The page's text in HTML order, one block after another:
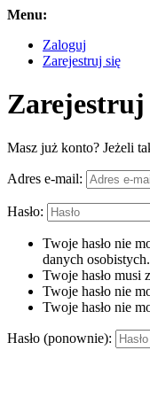
Menu:
Zaloguj
Zarejestruj się
Zarejestruj
Masz już konto? Jeżeli
Adres e-mail:
Hasło:
Twoje hasło nie
danych osobistych.
Twoje hasło musi
Twoje hasło nie
Twoje hasło nie
Hasło (ponownie):